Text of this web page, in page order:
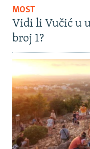
MOST
Vidi li Vučić u
broj 1?